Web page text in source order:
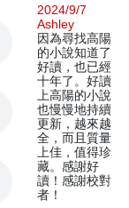
2024/9/7
Ashley
因為尋找高陽
的小說知道了
好讀，也已經
十年了。好讀
上高陽的小說
也慢慢地持續
更新，越來越
全，而且質量
上佳，值得珍
藏。感謝好
讀！感謝校對
者！